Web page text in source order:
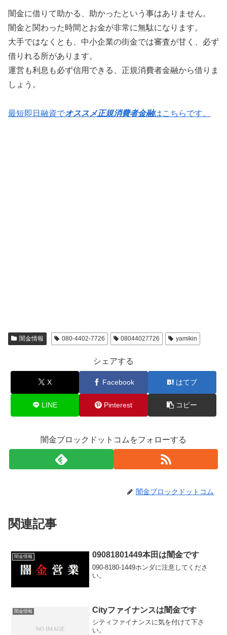
闇金に借りて助かる、助かったという事はありません。
闇金と関わった時間とお金が非常に無駄になります。
大手ではなくとも、中小企業の街金では審査が甘く、必ず
借りれる所があります。
運営も利息も必ず信用できる、正規消費者金融から借りま
しょう。
最短即日融資でオススメ正規消費者金融はこちらです。
闇金情報 080-4402-7726 08044027726 yamikin
シェアする
X Facebook はてブ
LINE Pinterest コピー
闇金ブロックドットコムをフォローする
闇金ブロックドットコム
関連記事
闇金情報 09081801449本田は闇金です
090-8180-1449ホンダに注意してくださ
い。
闇金情報 Cityファイナンスは闇金です
シティファイナンスに気を付けて下さ
い。